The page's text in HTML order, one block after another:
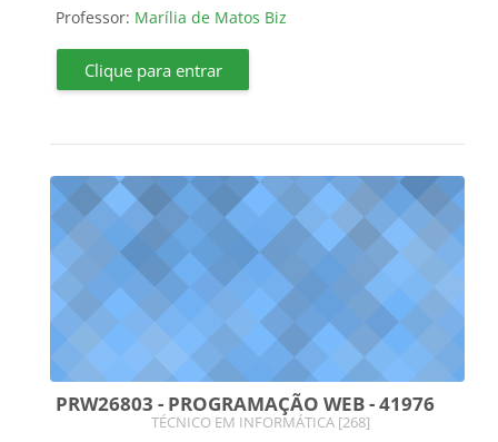
Professor: Marília de Matos Biz
Clique para entrar
PRW26803 - PROGRAMAÇÃO WEB - 41976
Categoria do curso
TÉCNICO EM INFORMÁTICA [268]